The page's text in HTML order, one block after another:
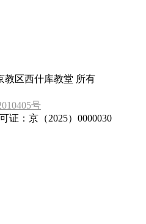
教区西什库教堂 所有
号
证：京（2025）0000030